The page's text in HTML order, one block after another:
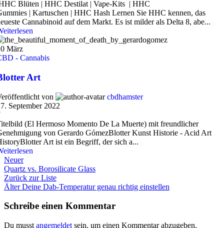
Blüten | HHC Destilat | Vape-Kits | HHC
| Kartuschen | HHC Hash Lernen Sie HHC kennen, das
Cannabinoid auf dem Markt. Es ist milder als Delta 8, abe...
März
- Cannabis
Art
von
cbdhamster
September 2022
(El Hermoso Momento De La Muerte) mit freundlicher
von Gerardo GómezBlotter Kunst Historie - Acid Art
Art ist ein Begriff, der sich a...
Neuer
Quartz vs. Borosilicate Glass
Zurück zur Liste
Älter Deine Dab-Temperatur genau richtig einstellen
Schreibe einen Kommentar
Du musst angemeldet sein, um einen Kommentar abzugeben.